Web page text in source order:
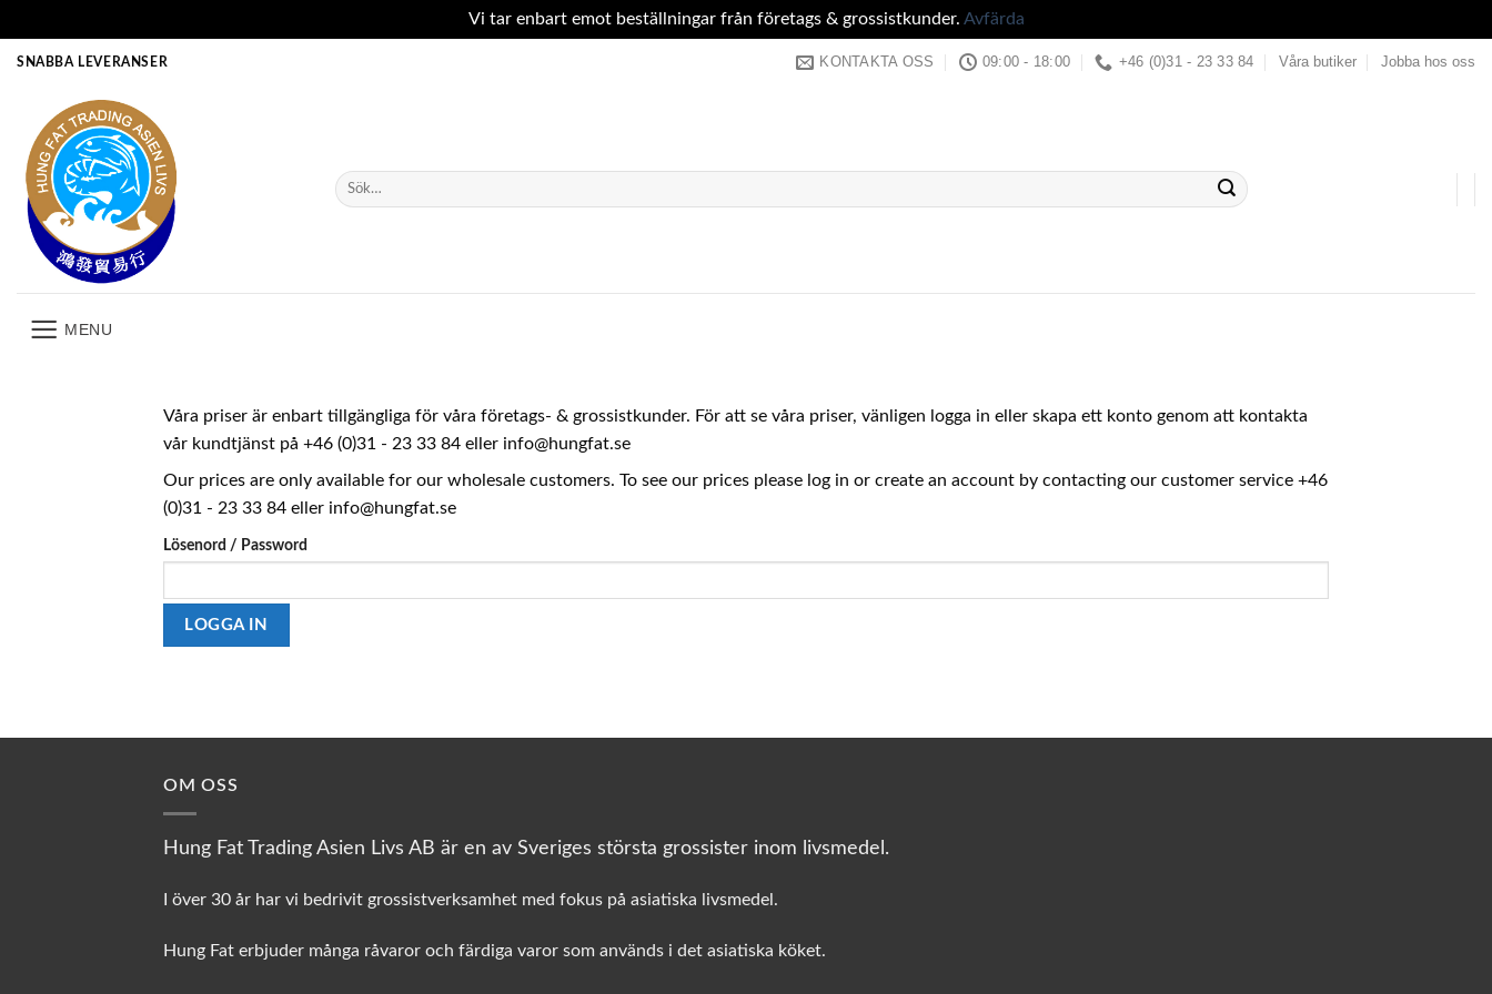
Vi tar enbart emot beställningar från företags & grossistkunder. Avfärda
SNABBA LEVERANSER KONTAKTA OSS 09:00 - 18:00 +46 (0)31 - 23 33 84 Våra butiker Jobba hos oss
Sök
efter:
MENU
Våra priser är enbart tillgängliga för våra företags- & grossistkunder. För att se våra priser, vänligen logga in eller skapa ett konto genom att kontakta
vår kundtjänst på +46 (0)31 - 23 33 84 eller info@hungfat.se
Our prices are only available for our wholesale customers. To see our prices please log in or create an account by contacting our customer service +46
(0)31 - 23 33 84 eller info@hungfat.se
Lösenord / Password
OM OSS
Hung Fat Trading Asien Livs AB är en av Sveriges största grossister inom livsmedel.
I över 30 år har vi bedrivit grossistverksamhet med fokus på asiatiska livsmedel.
Hung Fat erbjuder många råvaror och färdiga varor som används i det asiatiska köket.